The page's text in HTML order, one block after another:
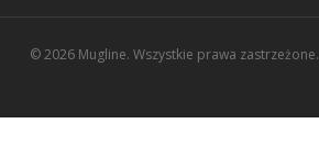
© 2026 Mugline. Wszystkie prawa zastrzeżone.